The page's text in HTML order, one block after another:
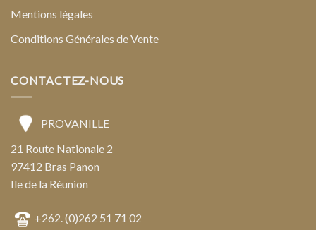
Mentions légales
Conditions Générales de Vente
CONTACTEZ-NOUS
PROVANILLE
21 Route Nationale 2
97412 Bras Panon
Ile de la Réunion
+262. (0)262 51 71 02